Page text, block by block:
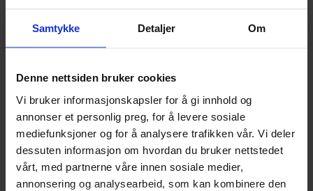
Samtykke Detaljer Om
Denne nettsiden bruker cookies
Vi bruker informasjonskapsler for å gi innhold og
annonser et personlig preg, for å levere sosiale
mediefunksjoner og for å analysere trafikken vår. Vi deler
dessuten informasjon om hvordan du bruker nettstedet
vårt, med partnerne våre innen sosiale medier,
annonsering og analysearbeid, som kan kombinere den